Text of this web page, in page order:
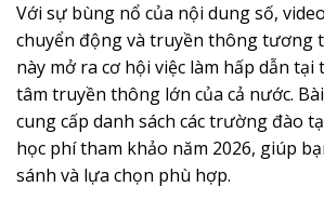
Với sự bùng nổ của nội dung số,
chuyển động và truyền thông tương
này mở ra cơ hội việc làm hấp dẫn
tâm truyền thông lớn của cả nước.
cung cấp danh sách các trường đào
học phí tham khảo năm 2026, giúp
sánh và lựa chọn phù hợp.